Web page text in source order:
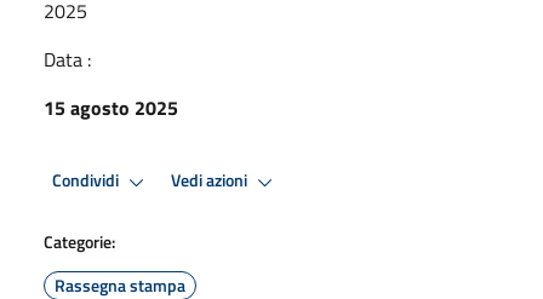
2025
Data :
15 agosto 2025
Condividi Vedi azioni
Categorie:
Rassegna stampa